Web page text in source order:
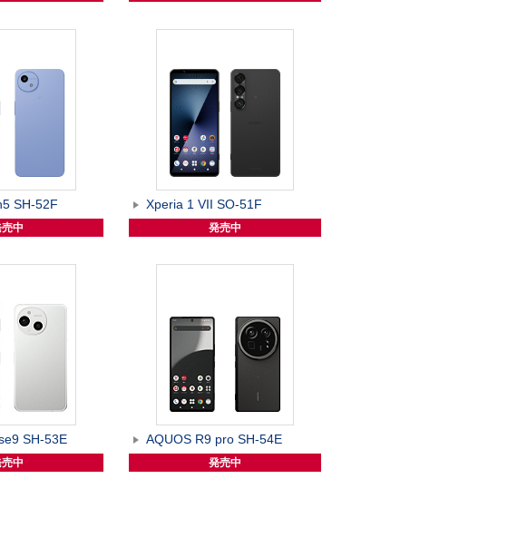
SH-52F
中
Xperia 1 VII SO-51F
発売中
SH-53E
中
AQUOS R9 pro SH-54E
発売中